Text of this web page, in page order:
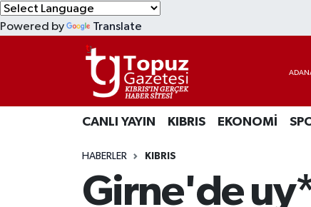
Powered by Translate
CANLI YAYIN KIBRIS EKONOMİ
HABERLER KIBRIS
Girne'de
EKONOMİ
MAGAZİN
Lefkoşa Nöbetçi Eczaneler
Lefkoşa Hava Durumu
Lefkoşa Trafik Yoğunluk Haritası
Süper Lig Puan Durumu ve Fikstür
Tüm Manşetler